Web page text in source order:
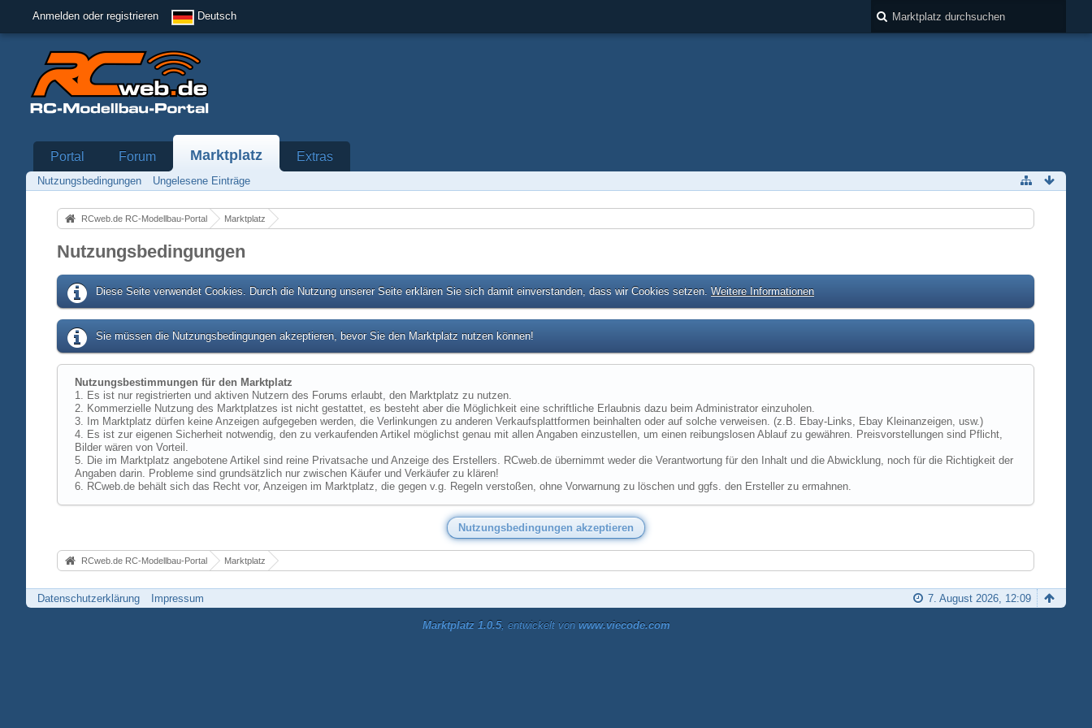
Anmelden oder registrieren Deutsch
Portal Forum Marktplatz Extras
Nutzungsbedingungen Ungelesene Einträge
RCweb.de RC-Modellbau-Portal Marktplatz
Nutzungsbedingungen
Diese Seite verwendet Cookies. Durch die Nutzung unserer Seite erklären Sie sich damit einverstanden, dass wir Cookies setzen. Weitere Informationen
Sie müssen die Nutzungsbedingungen akzeptieren, bevor Sie den Marktplatz nutzen können!
Nutzungsbestimmungen für den Marktplatz
1. Es ist nur registrierten und aktiven Nutzern des Forums erlaubt, den Marktplatz zu nutzen.
2. Kommerzielle Nutzung des Marktplatzes ist nicht gestattet, es besteht aber die Möglichkeit eine schriftliche Erlaubnis dazu beim Administrator einzuholen.
3. Im Marktplatz dürfen keine Anzeigen aufgegeben werden, die Verlinkungen zu anderen Verkaufsplattformen beinhalten oder auf solche verweisen. (z.B. Ebay-Links, Ebay Kleinanzeigen, usw.)
4. Es ist zur eigenen Sicherheit notwendig, den zu verkaufenden Artikel möglichst genau mit allen Angaben einzustellen, um einen reibungslosen Ablauf zu gewähren. Preisvorstellungen sind Pflicht,
Bilder wären von Vorteil.
5. Die im Marktplatz angebotene Artikel sind reine Privatsache und Anzeige des Erstellers. RCweb.de übernimmt weder die Verantwortung für den Inhalt und die Abwicklung, noch für die Richtigkeit der
Angaben darin. Probleme sind grundsätzlich nur zwischen Käufer und Verkäufer zu klären!
6. RCweb.de behält sich das Recht vor, Anzeigen im Marktplatz, die gegen v.g. Regeln verstoßen, ohne Vorwarnung zu löschen und ggfs. den Ersteller zu ermahnen.
RCweb.de RC-Modellbau-Portal Marktplatz
Datenschutzerklärung Impressum 7. August 2026, 12:09
Marktplatz 1.0.5, entwickelt von www.viecode.com